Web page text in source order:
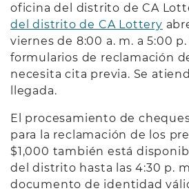
oficina del distrito de CA
del distrito de CA Lottery
viernes de 8:00 a. m. a 5:00
formularios de reclamación
necesita cita previa. Se
llegada.
El procesamiento de
para la reclamación de los
$1,000 también está
del distrito hasta las 4:30 p.
documento de identidad